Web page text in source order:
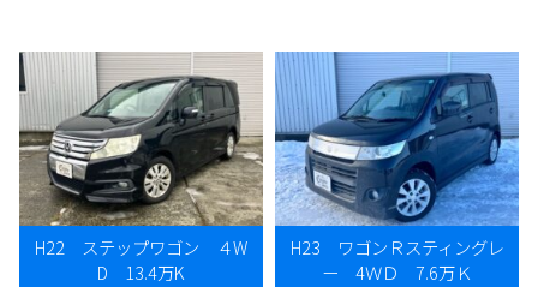
H22 ステップワゴン ４W
D 13.4万K
H23 ワゴンＲスティングレ
ー 4ＷＤ 7.6万Ｋ